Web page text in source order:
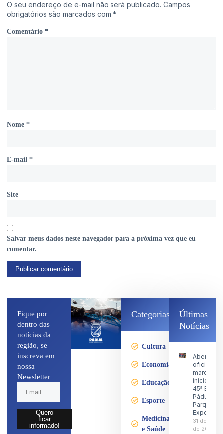
O seu endereço de e-mail não será publicado. Campos
obrigatórios são marcados com *
Comentário *
Nome *
E-mail *
Site
Salvar meus dados neste navegador para a próxima vez que eu
comentar.
Fique por
dentro das
notícias da
região, se
inscreva em
nossa
Newsletter
Quero
ficar
informado!
Categorias
Cultura
Economia
Educação
Esporte
Medicina
e Saúde
Últimas
Notícias
Abertura
oficial
marca o
início da
45ª Expo
Pádua no
Parque de
31 de julho
de 2026